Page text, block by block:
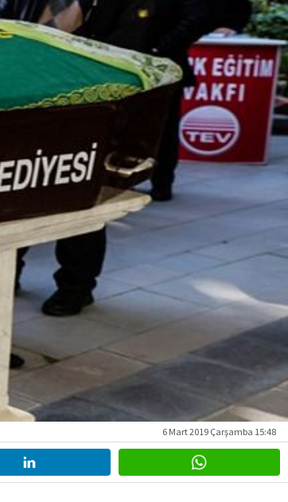
6 Mart 2019 Çarşamba 15:48